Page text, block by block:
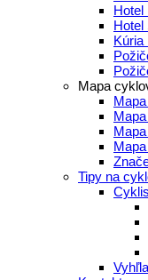
Hotel
Hotel
Kúria
Mapa
Tipy na